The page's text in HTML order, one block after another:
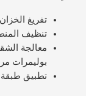
تفريغ
تنظيف
معالجة
بوليمرات
تطبيق طبقة